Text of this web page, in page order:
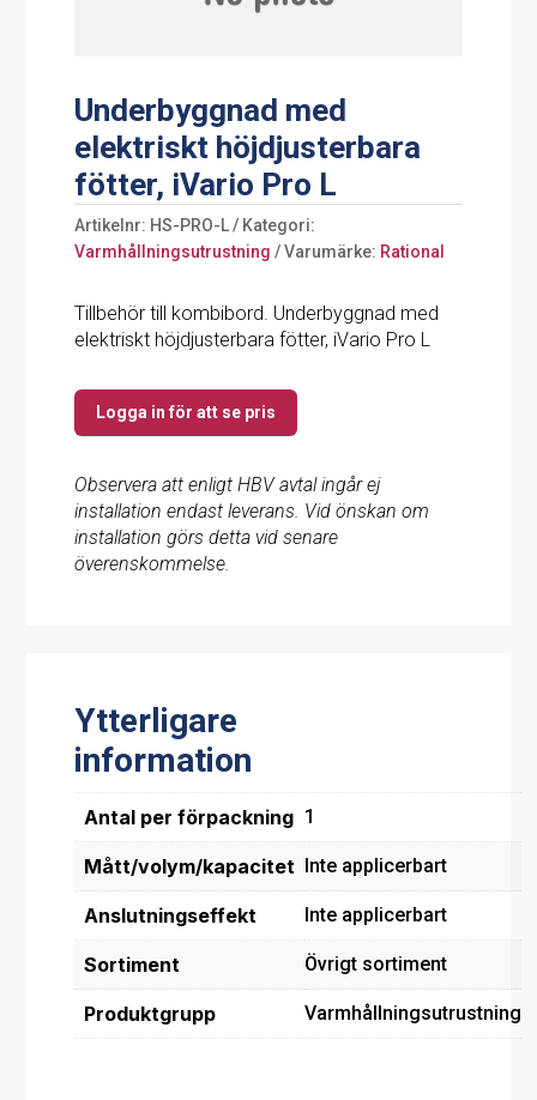
Underbyggnad med
elektriskt höjdjusterbara
fötter, iVario Pro L
Artikelnr: HS-PRO-L
Kategori:
Varmhållningsutrustning
Varumärke: Rational
Tillbehör till kombibord. Underbyggnad med
elektriskt höjdjusterbara fötter, iVario Pro L
Logga in för att se pris
Observera att enligt HBV avtal ingår ej
installation endast leverans. Vid önskan om
installation görs detta vid senare
överenskommelse.
Ytterligare
information
Antal per förpackning 1
Mått/volym/kapacitet Inte applicerbart
Anslutningseffekt Inte applicerbart
Sortiment Övrigt sortiment
Produktgrupp Varmhållningsutrustning